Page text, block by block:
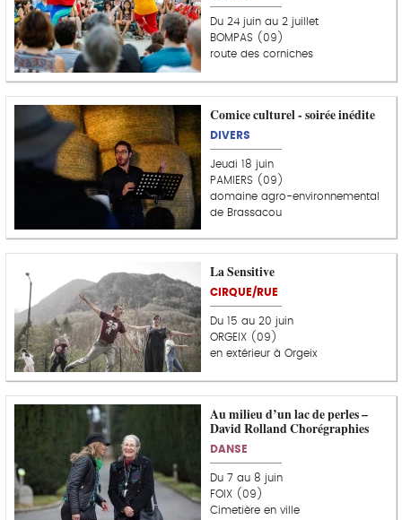
Du 24 juin au 2 juillet
BOMPAS (09)
route des corniches
Comice culturel - soirée inédite
DIVERS
Jeudi 18 juin
PAMIERS (09)
domaine agro-environnemental
de Brassacou
La Sensitive
CIRQUE/RUE
Du 15 au 20 juin
ORGEIX (09)
en extérieur à Orgeix
Au milieu d’un lac de perles –
David Rolland Chorégraphies
DANSE
Du 7 au 8 juin
FOIX (09)
Cimetière en ville